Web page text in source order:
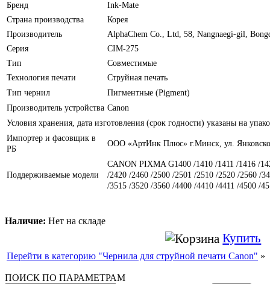
Бренд
Ink-Mate
Страна производства
Корея
Производитель
AlphaChem Сo., Ltd, 58, Nangnaegi-gil,
Серия
CIM-275
Тип
Совместимые
Технология печати
Струйная печать
Тип чернил
Пигментные (Pigment)
Производитель устройства Canon
Условия хранения, дата изготовления (срок годности) указаны на
Импортер и фасовщик в
РБ
ООО «АртИнк Плюс» г.Минск, ул.
Поддерживаемые модели
CANON PIXMA G1400 /1410 /1411 /1416 /
/2420 /2460 /2500 /2501 /2510 /2520 /2560 /
/3515 /3520 /3560 /4400 /4410 /4411 /4500 /
Наличие: Нет на складе
Купить
Перейти в категорию "Чернила для струйной печати Canon" »
ПОИСК ПО ПАРАМЕТРАМ